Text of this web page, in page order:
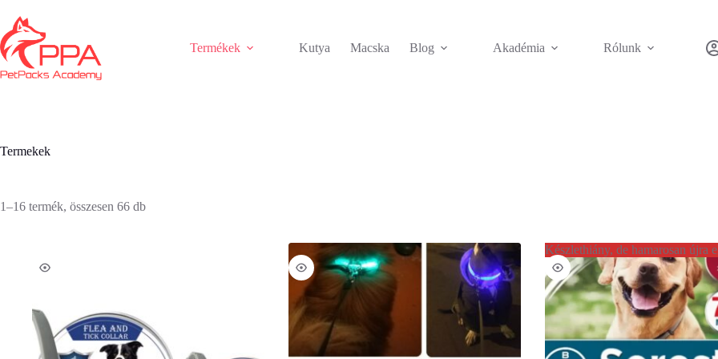
content
Termékek
Kutya Macska Blog Akadémia Rólunk
Termekek
1–16 termék, összesen 66 dbSorted
Készlethiány, de hamarosan újra